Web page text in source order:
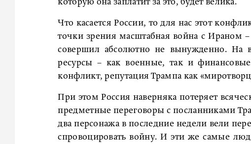
Что касается России, то для нас этот
точки зрения масштабная война с Ираном
совершил абсолютно не вынужденно. На
ресурсы – как военные, так и
конфликт, репутация Трампа как
При этом Россия наверняка потеряет
предметные переговоры с посланниками
два персонажа в последние недели вели
спровоцировать войну. И эти же самые